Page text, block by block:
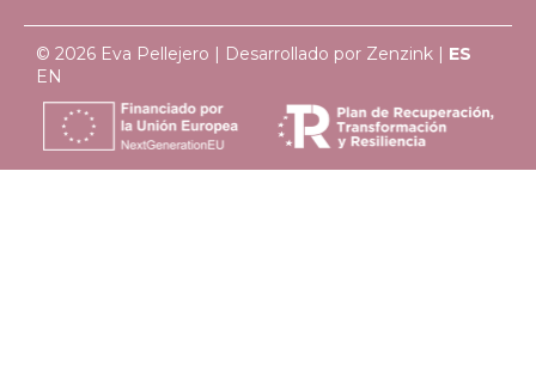
© 2026 Eva Pellejero | Desarrollado por Zenzink
ES
EN